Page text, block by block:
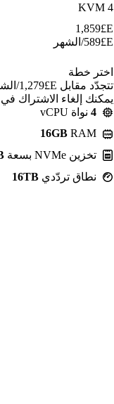
KVM 4
E£
1,859
E£
589/الشهر
اختر خطة
يمكنك إلغاء الاشتراك
4 نواة vCPU
16GB RAM
تخزين NVMe بسعة
نطاق تردّدي 16TB